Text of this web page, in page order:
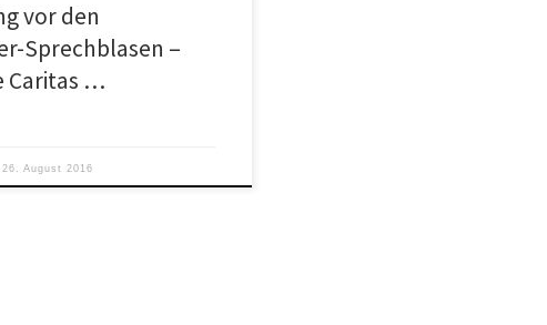
vor den
Sprechblasen –
Caritas …
26. August 2016